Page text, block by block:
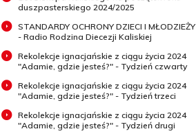
duszpasterskiego 2024/2025
STANDARDY OCHRONY DZIECI I MŁODZIEŻY
- Radio Rodzina Diecezji Kaliskiej
Rekolekcje ignacjańskie z ciągu życia 2024
"Adamie, gdzie jesteś?" - Tydzień czwarty
Rekolekcje ignacjańskie z ciągu życia 2024
"Adamie, gdzie jesteś?" - Tydzień trzeci
Rekolekcje ignacjańskie z ciągu życia 2024
"Adamie, gdzie jesteś?" - Tydzień drugi